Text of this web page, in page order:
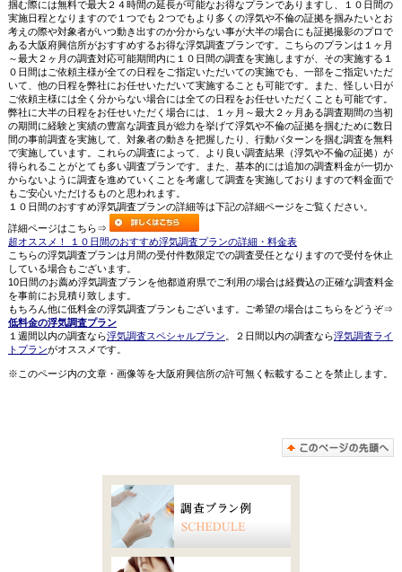
掴む際には無料で最大２４時間の延長が可能なお得なプランでありますし、１０日間の
実施日程となりますので１つでも２つでもより多くの浮気や不倫の証拠を掴みたいとお
考えの際や対象者がいつ動き出すのか分からない事が大半の場合にも証拠撮影のプロで
ある大阪府興信所がおすすめするお得な浮気調査プランです。こちらのプランは１ヶ月
～最大２ヶ月の調査対応可能期間内に１０日間の調査を実施しますが、その実施する１
０日間はご依頼主様が全ての日程をご指定いただいての実施でも、一部をご指定いただ
いて、他の日程を弊社にお任せいただいて実施することも可能です。また、怪しい日が
ご依頼主様には全く分からない場合には全ての日程をお任せいただくことも可能です。
弊社に大半の日程をお任せいただく場合には、１ヶ月～最大２ヶ月ある調査期間の当初
の期間に経験と実績の豊富な調査員が総力を挙げて浮気や不倫の証拠を掴むために数日
間の事前調査を実施して、対象者の動きを把握したり、行動パターンを掴む調査を無料
で実施しています。これらの調査によって、より良い調査結果（浮気や不倫の証拠）が
得られることがとても多い調査プランです。また、基本的には追加の調査料金が一切か
からないように調査を進めていくことを考慮して調査を実施しておりますので料金面で
もご安心いただけるものと思われます。
１０日間のおすすめ浮気調査プランの詳細等は下記の詳細ページをご覧ください。
詳細ページはこちら⇒
超オススメ！ １０日間のおすすめ浮気調査プランの詳細・料金表
こちらの浮気調査プランは月間の受付件数限定での調査受任となりますので受付を休止
している場合もございます。
10日間のお薦め浮気調査プランを他都道府県でご利用の場合は経費込の正確な調査料金
を事前にお見積り致します。
もちろん他に低料金の浮気調査プランもございます。ご希望の場合はこちらをどうぞ⇒
低料金の浮気調査プラン
１週間以内の調査なら浮気調査スペシャルプラン 。２日間以内の調査なら浮気調査ライ
トプランがオススメです。
※このページ内の文章・画像等を大阪府興信所の許可無く転載することを禁止します。